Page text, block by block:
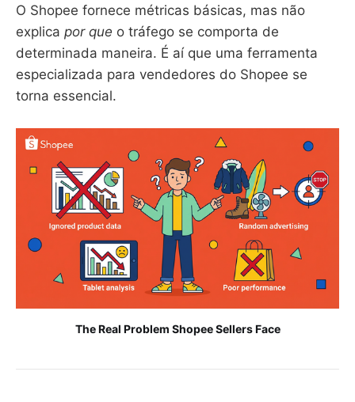
O Shopee fornece métricas básicas, mas não
explica por que o tráfego se comporta de
determinada maneira. É aí que uma ferramenta
especializada para vendedores do Shopee se
torna essencial.
The Real Problem Shopee Sellers Face